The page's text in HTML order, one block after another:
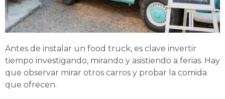
Antes de instalar un food truck, es clave invertir
tiempo investigando, mirando y asistiendo a ferias. Hay
que observar mirar otros carros y probar la comida
que ofrecen.